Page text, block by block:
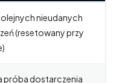
nieudanych
(resetowany przy
próba dostarczenia